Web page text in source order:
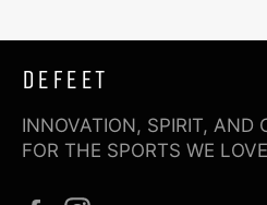
DEFEET
INNOVATION, SPIRIT, AND
FOR THE SPORTS WE LOVE